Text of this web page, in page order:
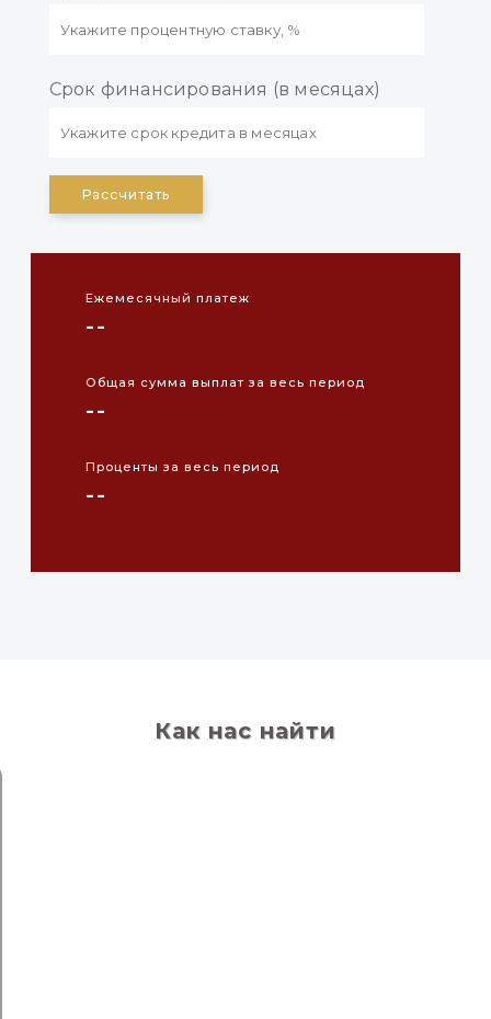
Срок финансирования (в месяцах)
Рассчитать
Ежемесячный платеж
--
Общая сумма выплат за весь период
--
Проценты за весь период
--
Как нас найти